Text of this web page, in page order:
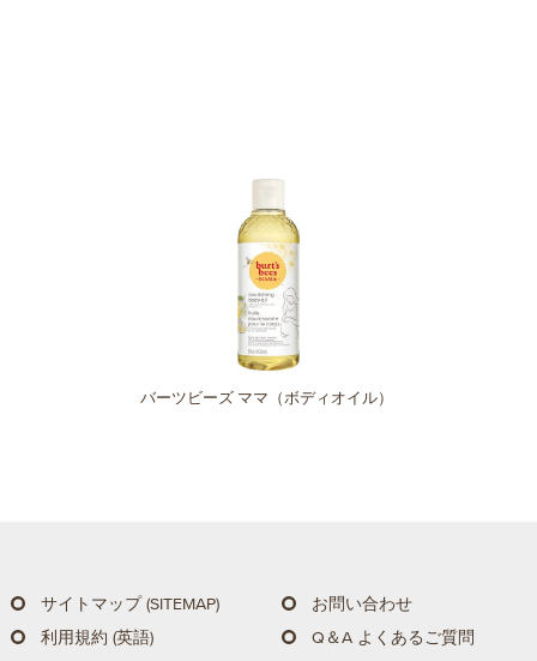
バーツビーズ ママ（ボディオイル）
サイトマップ (SITEMAP)
利用規約 (英語)
お問い合わせ
Q＆A よくあるご質問